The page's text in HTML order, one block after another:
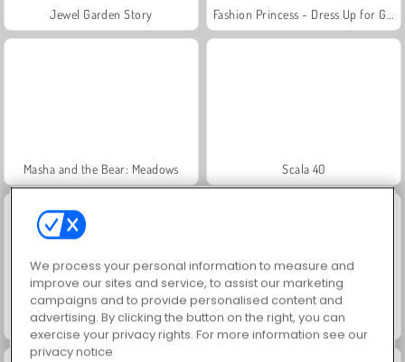
Jewel Garden Story
Masha and the Bear: Meadows Scala 40
Juice Merge Grand Mahjong Connect
We process your personal information to measure and
improve our sites and service, to assist our marketing
campaigns and to provide personalised content and
advertising. By clicking the button on the right, you can
exercise your privacy rights. For more information see our
privacy notice